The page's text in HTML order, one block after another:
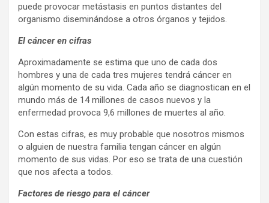
puede provocar metástasis en puntos distantes del
organismo diseminándose a otros órganos y tejidos.
El cáncer en cifras
Aproximadamente se estima que uno de cada dos
hombres y una de cada tres mujeres tendrá cáncer en
algún momento de su vida. Cada año se diagnostican en el
mundo más de 14 millones de casos nuevos y la
enfermedad provoca 9,6 millones de muertes al año.
Con estas cifras, es muy probable que nosotros mismos
o alguien de nuestra familia tengan cáncer en algún
momento de sus vidas. Por eso se trata de una cuestión
que nos afecta a todos.
Factores de riesgo para el cáncer